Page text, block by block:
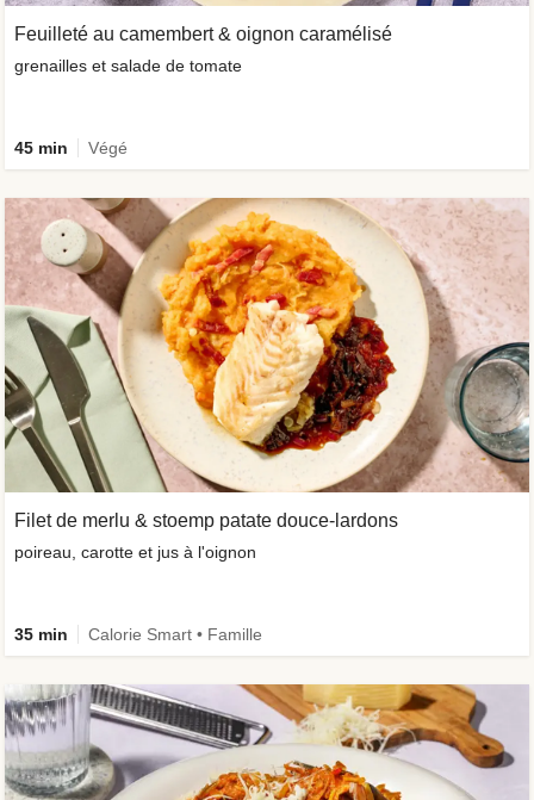
Filet de merlu & stoemp patate douce-lardons
poireau, carotte et jus à l'oignon
35 min Calorie Smart • Famille
Feuilleté au camembert & oignon caramélisé
grenailles et salade de tomate
45 min Végé